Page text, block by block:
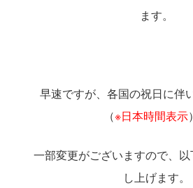
ます。
早速ですが、各国の祝日に伴
（※日本時間表示
一部変更がございますので、
し上げます。